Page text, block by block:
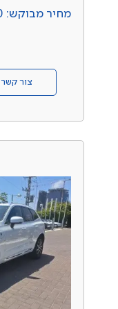
מחיר מבוקש: ₪127,000
צור קשר